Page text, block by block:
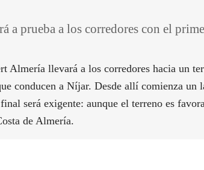
a prueba a los corredores con el
Almería llevará a los corredores hacia un
conducen a Níjar. Desde allí comienza
será exigente: aunque el terreno es
de Almería.